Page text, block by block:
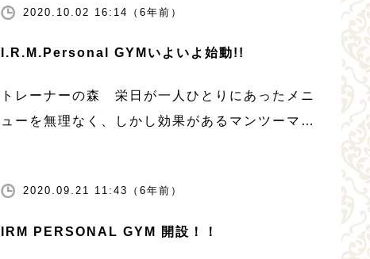
2020.10.02 16:14（6年前）
I.R.M.Personal GYMいよいよ始動!!
トレーナーの森 栄日が一人ひとりにあったメニ
ューを無理なく、しかし効果があるマンツーマン
れました。とくに体の衰えを感じ始めた50代 […]
2020.09.21 11:43（6年前）
IRM PERSONAL GYM 開設！！